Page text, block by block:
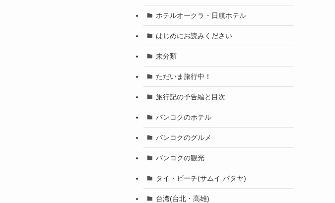
ホテルオークラ・日航ホテル
はじめにお読みください
未分類
ただいま旅行中！
旅行記の予告編と目次
バンコクのホテル
バンコクのグルメ
バンコクの観光
タイ・ビーチ(サムイ パタヤ)
台湾(台北・高雄)